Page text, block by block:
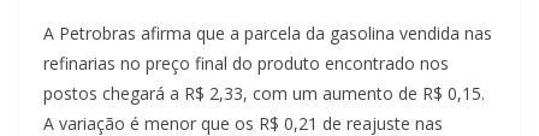
A Petrobras afirma que a parcela da gasolina vendida nas
refinarias no preço final do produto encontrado nos
postos chegará a R$ 2,33, com um aumento de R$ 0,15.
A variação é menor que os R$ 0,21 de reajuste nas